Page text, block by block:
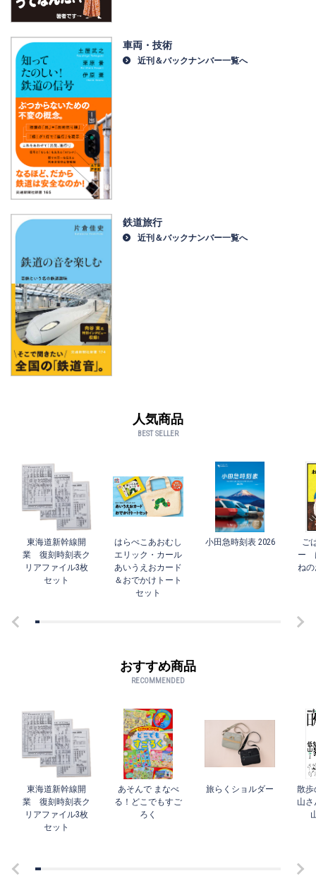
車両・技術
近刊＆バックナンバー一覧へ
鉄道旅行
近刊＆バックナンバー一覧へ
人気商品
BEST SELLER
東海道新幹線開
業 復刻時刻表ク
リアファイル3枚
セット
はらぺこあおむし
エリック・カール
あいうえおカード
＆おでかけトート
セット
小田急時刻表 2026
ご
ー
ね
おすすめ商品
RECOMMENDED
東海道新幹線開
業 復刻時刻表ク
リアファイル3枚
セット
あそんで まなべ
る！どこでもすご
ろく
旅らくショルダー
散歩
山さ